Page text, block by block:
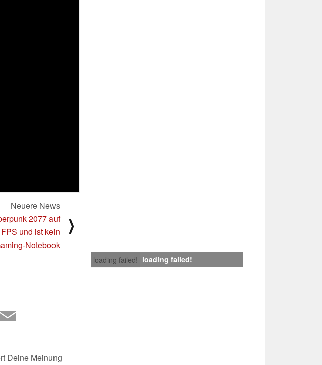
Neuere News
2077 auf
und ist kein
Notebook
⟩
loading failed! loading failed!
Deine Meinung